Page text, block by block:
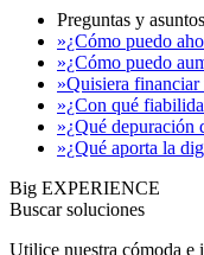
Preguntas y
»¿Cómo puedo
»¿Cómo puedo
»Quisiera financiar
»¿Con qué
»¿Qué depuración
»¿Qué aporta la
Big EXPERIENCE
Buscar soluciones
Utilice nuestra cómoda e